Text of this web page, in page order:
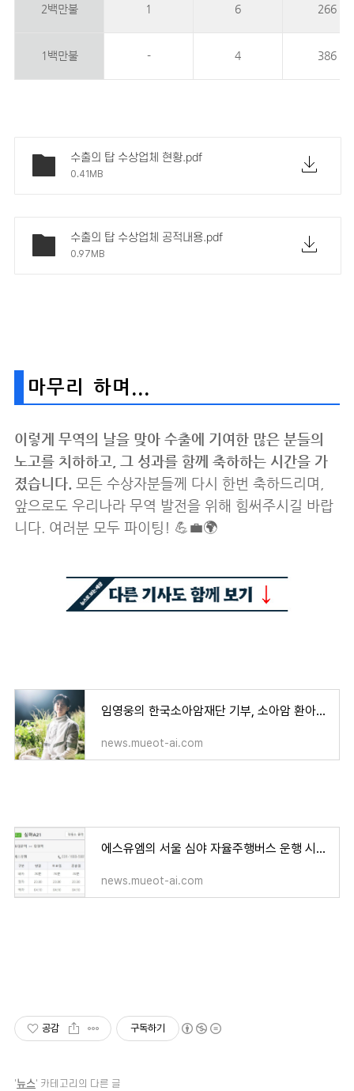
2백만불 1 6 266
1백만불 - 4 386
수출의 탑 수상업체 현황.pdf
0.41MB
수출의 탑 수상업체 공적내용.pdf
0.97MB
마무리 하며...
이렇게 무역의 날을 맞아 수출에 기여한 많은 분들의
노고를 치하하고, 그 성과를 함께 축하하는 시간을 가
졌습니다. 모든 수상자분들께 다시 한번 축하드리며,
앞으로도 우리나라 무역 발전을 위해 힘써주시길 바랍
니다. 여러분 모두 파이팅! 💪💼🌍
임영웅의 한국소아암재단 기부, 소아암 환아들을 위한 크리스마스 선물
news.mueot-ai.com
에스유엠의 서울 심야 자율주행버스 운행 시작, A21번 버스 요금과 노선 그리고 시간은?
news.mueot-ai.com
공감 구독하기
'뉴스' 카테고리의 다른 글